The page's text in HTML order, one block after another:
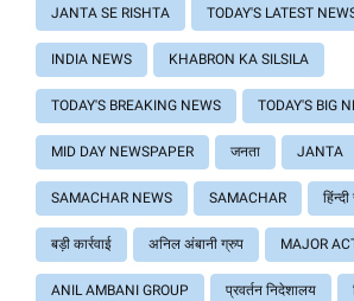
JANTA SE RISHTA TODAY'S LATEST
INDIA NEWS KHABRON KA SILSILA
TODAY'S BREAKING NEWS TODAY'S BIG
MID DAY NEWSPAPER जनता JANTA
SAMACHAR NEWS SAMACHAR
बड़ी कार्रवाई अनिल अंबानी ग्रुप MAJOR
ANIL AMBANI GROUP प्रवर्तन निदेशालय